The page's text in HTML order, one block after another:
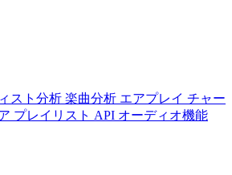
スト分析 楽曲分析 エアプレイ チャー
プレイリスト API オーディオ機能